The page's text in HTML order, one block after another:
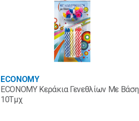
ECONOMY
ECONOMY Κεράκια Γενεθλίων Με Βάση
10Τμχ